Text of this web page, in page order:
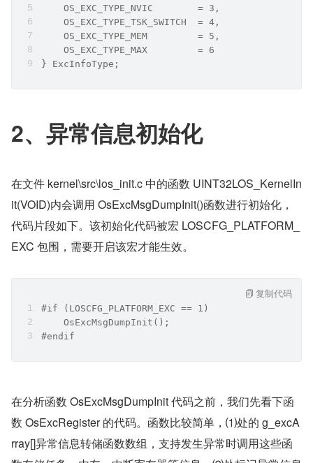
    OS_EXC_TYPE_NVIC        = 3,
    OS_EXC_TYPE_TSK_SWITCH  = 4,
    OS_EXC_TYPE_MEM         = 5,
    OS_EXC_TYPE_MAX         = 6
} ExcInfoType;
2、异常信息初始化
在文件 kernel\src\los_init.c 中的函数 UINT32LOS_KernelIn
it(VOID)内会调用 OsExcMsgDumpInit()函数进行初始化，
代码片段如下。该初始化代码被宏 LOSCFG_PLATFORM_
EXC 包围，需要开启该宏才能生效。
#if (LOSCFG_PLATFORM_EXC == 1)
    OsExcMsgDumpInit();
#endif
复制代码
​在分析函数 OsExcMsgDumpInit 代码之前，我们先看下函
数 OsExcRegister 的代码。函数比较简单，⑴处的 g_excA
rray[]异常信息转储函数数组，支持发生异常时调用这些函